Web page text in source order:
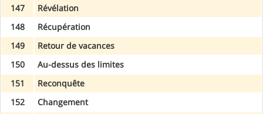
147
Révélation
148
Récupération
149
Retour de vacances
150
Au-dessus des limites
151
Reconquête
152
Changement